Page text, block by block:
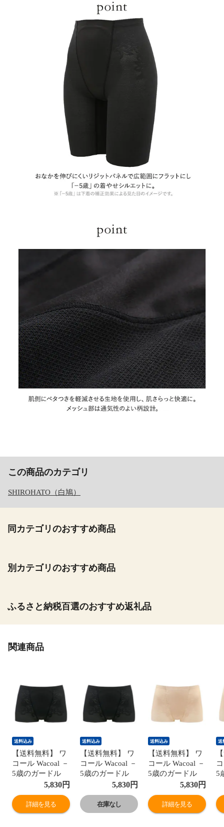
この商品のカテゴリ
SHIROHATO（白鳩）
同カテゴリのおすすめ商品
別カテゴリのおすすめ商品
ふるさと納税百選のおすすめ返礼品
関連商品
送料込み
【送料無料】 ワ
コール Wacoal －
5歳のガードル
ジャストウエス
ト ショート丈 ヒ
ップアップ ガー
ドル パンツ 大き
5,830円
詳細を見る
送料込み
【送料無料】 ワ
コール Wacoal －
5歳のガードル
ジャストウエス
ト ショート丈 ヒ
ップアップ ガー
ドル パンツ 大き
5,830円
在庫なし
送料込み
【送料無料】 ワ
コール Wacoal －
5歳のガードル
ジャストウエス
ト ショート丈 ヒ
ップアップ ガー
ドル パンツ 大き
5,830円
詳細を見る
送
5